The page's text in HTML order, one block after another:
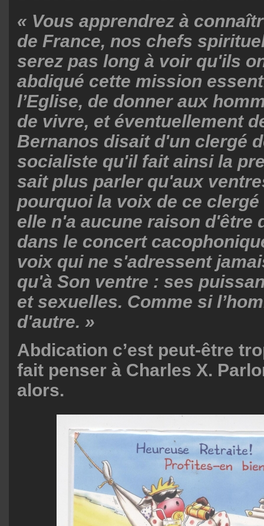
« Vous apprendrez à
de France, nos chefs
serez pas long à voir qu'ils
abdiqué cette mission
l’Eglise, de donner aux
de vivre, et éventuellement
Bernanos disait d'un clergé
socialiste qu'il fait ainsi la
sait plus parler qu'aux
pourquoi la voix de ce
elle n'a aucune raison d'être
dans le concert
voix qui ne s'adressent
qu'à Son ventre : ses
et sexuelles. Comme si
d'autre. »
Abdication c’est peut-être
fait penser à Charles X.
alors.